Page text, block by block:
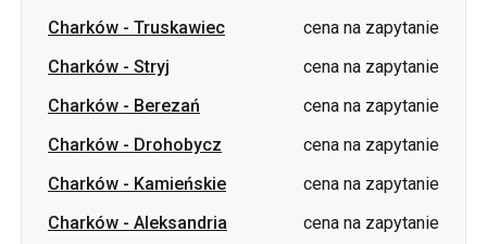
Charków - Truskawiec
cena na zapytanie
Charków - Stryj
cena na zapytanie
Charków - Berezań
cena na zapytanie
Charków - Drohobycz
cena na zapytanie
Charków - Kamieńskie
cena na zapytanie
Charków - Aleksandria
cena na zapytanie